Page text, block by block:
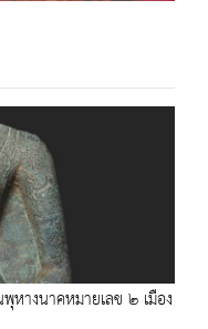
างนาคหมายเลข ๒ เมือง